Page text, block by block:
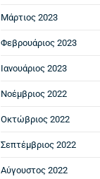
Μάρτιος 2023
Φεβρουάριος 2023
Ιανουάριος 2023
Νοέμβριος 2022
Οκτώβριος 2022
Σεπτέμβριος 2022
Αύγουστος 2022